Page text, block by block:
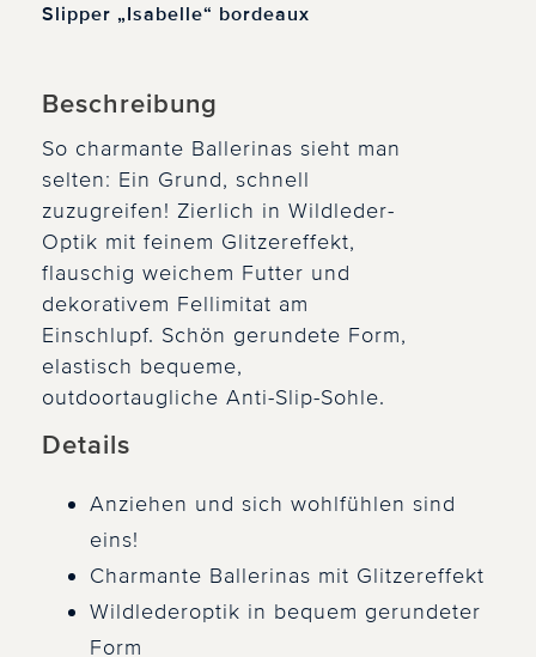
Slipper „Isabelle“ bordeaux
Beschreibung
So charmante Ballerinas sieht man
selten: Ein Grund, schnell
zuzugreifen! Zierlich in Wildleder-
Optik mit feinem Glitzereffekt,
flauschig weichem Futter und
dekorativem Fellimitat am
Einschlupf. Schön gerundete Form,
elastisch bequeme,
outdoortaugliche Anti-Slip-Sohle.
Details
Anziehen und sich wohlfühlen sind
eins!
Charmante Ballerinas mit Glitzereffekt
Wildlederoptik in bequem gerundeter
Form